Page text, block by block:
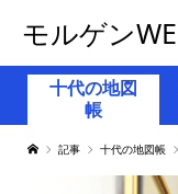
モルゲン
十代の地図
帳
記事 十代の地図帳